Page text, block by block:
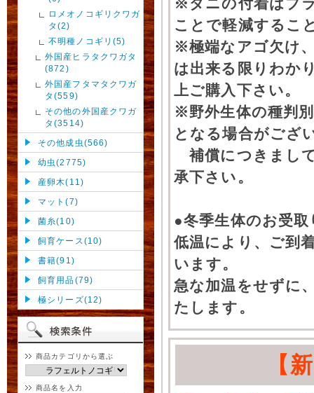
ロメオノコギリクワガ
タ(2)
不明種ノコギリ(5)
外国産ヒラタクワガタ
(872)
外国産フタマタクワガ
タ(559)
その他の外国産クワガ
タ(3514)
その他成虫(566)
幼虫(2775)
産卵木(11)
マット(7)
菌糸(10)
飼育ケース(10)
書籍(91)
飼育用品(79)
極シリーズ(12)
商品カテゴリから選ぶ
商品名を入力
ことで軽減するこ
※極端なアゴ欠け
は出来る限りわか
上ご購入下さい。
※野外生体の種判
となる場合がござ
補償につきまし
承下さい。
●冬季生体のお受
低温により、ご到
います。
急な加温をせずに
たします。
【